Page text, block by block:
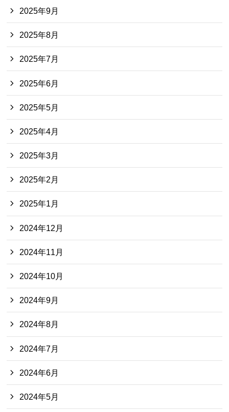
2025年9月
2025年8月
2025年7月
2025年6月
2025年5月
2025年4月
2025年3月
2025年2月
2025年1月
2024年12月
2024年11月
2024年10月
2024年9月
2024年8月
2024年7月
2024年6月
2024年5月